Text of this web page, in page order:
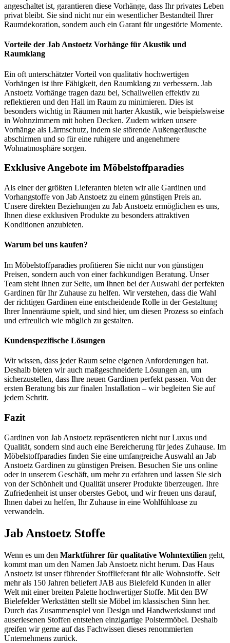
angeschaltet ist, garantieren diese Vorhänge, dass Ihr privates Leben
privat bleibt. Sie sind nicht nur ein wesentlicher Bestandteil Ihrer
Raumdekoration, sondern auch ein Garant für ungestörte Momente.
Vorteile der Jab Anstoetz Vorhänge für Akustik und
Raumklang
Ein oft unterschätzter Vorteil von qualitativ hochwertigen
Vorhängen ist ihre Fähigkeit, den Raumklang zu verbessern. Jab
Anstoetz Vorhänge tragen dazu bei, Schallwellen effektiv zu
reflektieren und den Hall im Raum zu minimieren. Dies ist
besonders wichtig in Räumen mit harter Akustik, wie beispielsweise
in Wohnzimmern mit hohen Decken. Zudem wirken unsere
Vorhänge als Lärmschutz, indem sie störende Außengeräusche
abschirmen und so für eine ruhigere und angenehmere
Wohnatmosphäre sorgen.
Exklusive Angebote im Möbelstoffparadies
Als einer der größten Lieferanten bieten wir alle Gardinen und
Vorhangstoffe von Jab Anstoetz zu einem günstigen Preis an.
Unsere direkten Beziehungen zu Jab Anstoetz ermöglichen es uns,
Ihnen diese exklusiven Produkte zu besonders attraktiven
Konditionen anzubieten.
Warum bei uns kaufen?
Im Möbelstoffparadies profitieren Sie nicht nur von günstigen
Preisen, sondern auch von einer fachkundigen Beratung. Unser
Team steht Ihnen zur Seite, um Ihnen bei der Auswahl der perfekten
Gardinen für Ihr Zuhause zu helfen. Wir verstehen, dass die Wahl
der richtigen Gardinen eine entscheidende Rolle in der Gestaltung
Ihrer Innenräume spielt, und sind hier, um diesen Prozess so einfach
und erfreulich wie möglich zu gestalten.
Kundenspezifische Lösungen
Wir wissen, dass jeder Raum seine eigenen Anforderungen hat.
Deshalb bieten wir auch maßgeschneiderte Lösungen an, um
sicherzustellen, dass Ihre neuen Gardinen perfekt passen. Von der
ersten Beratung bis zur finalen Installation – wir begleiten Sie auf
jedem Schritt.
Fazit
Gardinen von Jab Anstoetz repräsentieren nicht nur Luxus und
Qualität, sondern sind auch eine Bereicherung für jedes Zuhause. Im
Möbelstoffparadies finden Sie eine umfangreiche Auswahl an Jab
Anstoetz Gardinen zu günstigen Preisen. Besuchen Sie uns online
oder in unserem Geschäft, um mehr zu erfahren und lassen Sie sich
von der Schönheit und Qualität unserer Produkte überzeugen. Ihre
Zufriedenheit ist unser oberstes Gebot, und wir freuen uns darauf,
Ihnen dabei zu helfen, Ihr Zuhause in eine Wohlfühloase zu
verwandeln.
Jab Anstoetz Stoffe
Wenn es um den Marktführer für qualitative Wohntextilien geht,
kommt man um den Namen Jab Anstoetz nicht herum. Das Haus
Anstoetz ist unser führender Stofflieferant für alle Wohnstoffe. Seit
mehr als 150 Jahren beliefert JAB aus Bielefeld Kunden in aller
Welt mit einer breiten Palette hochwertiger Stoffe. Mit den BW
Bielefelder Werkstätten stellt sie Möbel im klassischen Sinn her.
Durch das Zusammenspiel von Design und Handwerkskunst und
auserlesenen Stoffen entstehen einzigartige Polstermöbel. Deshalb
greifen wir gerne auf das Fachwissen dieses renommierten
Unternehmens zurück.